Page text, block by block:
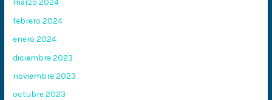
marzo 2024
febrero 2024
enero 2024
diciembre 2023
noviembre 2023
octubre 2023